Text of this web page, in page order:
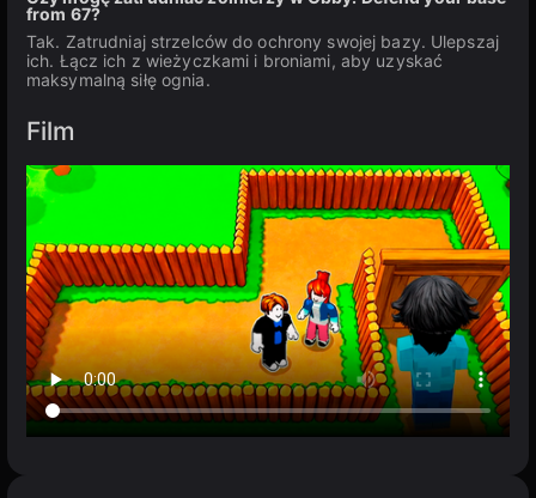
from 67?
Tak. Zatrudniaj strzelców do ochrony swojej bazy. Ulepszaj
ich. Łącz ich z wieżyczkami i broniami, aby uzyskać
maksymalną siłę ognia.
Film